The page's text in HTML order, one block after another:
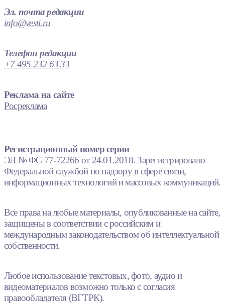
Эл. почта редакции
info@vesti.ru
Телефон редакции
+7 495 232 63 33
Реклама на сайте
Росреклама
Регистрационный номер серии
ЭЛ № ФС 77-72266 от 24.01.2018. Зарегистрировано
Федеральной службой по надзору в сфере связи,
информационных технологий и массовых коммуникаций.
Все права на любые материалы, опубликованные на сайте,
защищены в соответствии с российским и
международным законодательством об интеллектуальной
собственности.
Любое использование текстовых, фото, аудио и
видеоматериалов возможно только с согласия
правообладателя (ВГТРК).